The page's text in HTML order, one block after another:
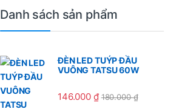
Danh sách sản phẩm
ĐÈN LED TUÝP ĐẦU
VUÔNG TATSU 60W
146.000 ₫ 180.000₫